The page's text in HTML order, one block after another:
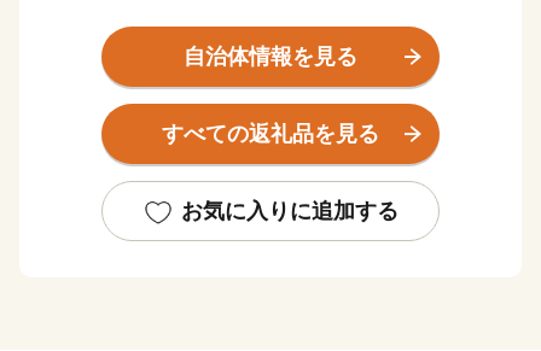
小さいながらも広島市まで約３０キロメートル、山口県
岩国市までも１０キロメートル圏内いう利便性のよい土
地柄から、広島県の西の玄関口として栄えてきました。
海の玄関・大竹港は、戦後直後の引き揚げ港となった歴
ています。またフェリーで３５分、安芸の宮島のそばに
ある阿多田島は、瀬戸内でも屈指の釣り場として１年中
自治体情報を見る
すべての返礼品を見る
お気に入りに追加する